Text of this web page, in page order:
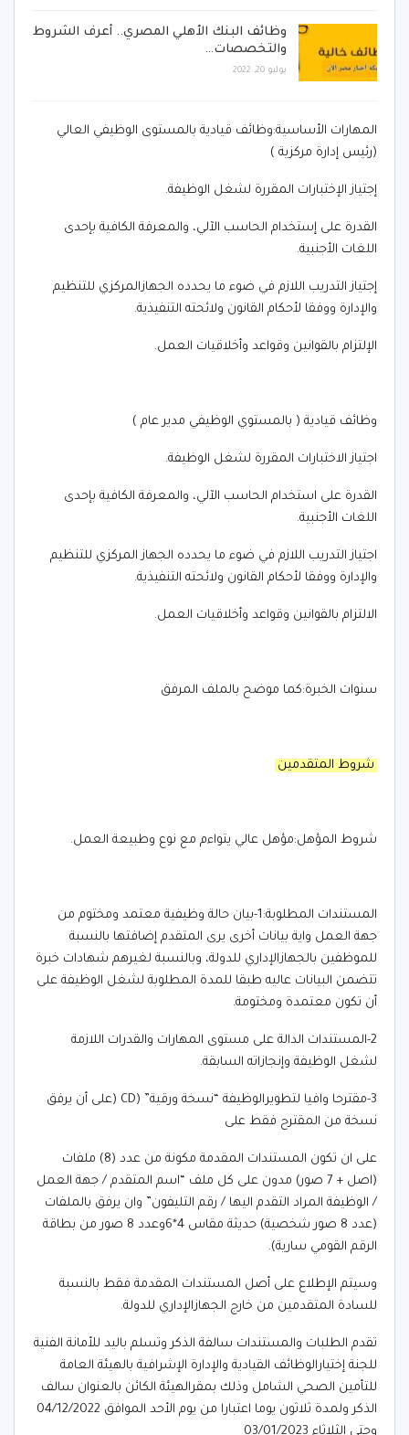
وظائف البنك الأهلي المصري.. أعرف الشروط
والتخصصات…
يوليو 20, 2022
المهارات الأساسية:وظائف قيادية بالمستوى الوظيفي العالي
(رئيس إدارة مركزية )
إجتياز الإختبارات المقررة لشغل الوظيفة.
القدرة على إستخدام الحاسب الآلي، والمعرفة الكافية بإحدى
اللغات الأجنبية.
إجتياز التدريب اللازم في ضوء ما يحدده الجهازالمركزي للتنظيم
والإدارة ووفقا لأحكام القانون ولائحته التنفيذية.
الإلتزام بالقوانين وقواعد وأخلاقيات العمل.
وظائف قيادية ( بالمستوي الوظيفي مدير عام )
اجتياز الاختبارات المقررة لشغل الوظيفة.
القدرة على استخدام الحاسب الآلي، والمعرفة الكافية بإحدى
اللغات الأجنبية.
اجتياز التدريب اللازم في ضوء ما يحدده الجهاز المركزي للتنظيم
والإدارة ووفقا لأحكام القانون ولائحته التنفيذية.
الالتزام بالقوانين وقواعد وأخلاقيات العمل.
سنوات الخبرة:كما موضح بالملف المرفق
شروط المتقدمين
شروط المؤهل:مؤهل عالي يتواءم مع نوع وطبيعة العمل.
المستندات المطلوبة:1-بيان حالة وظيفية معتمد ومختوم من
جهة العمل واية بيانات أخرى يرى المتقدم إضافتها بالنسبة
للموظفين بالجهازالإداري للدولة، وبالنسبة لغيرهم شهادات خبرة
تتضمن البيانات عاليه طبقا للمدة المطلوبة لشغل الوظيفة على
أن تكون معتمدة ومختومة.
2-المستندات الدالة على مستوى المهارات والقدرات اللازمة
لشغل الوظيفة وإنجازاته السابقة.
3-مقترحا وافيا لتطويرالوظيفة “نسخة ورقية” (CD (على أن يرفق
نسخة من المقترح فقط على
على ان تكون المستندات المقدمة مكونة من عدد (8) ملفات
(اصل + 7 صور) مدون على كل ملف “اسم المتقدم / جهة العمل
/ الوظيفة المراد التقدم اليها / رقم التليفون” وان يرفق بالملفات
(عدد 8 صور شخصية) حديثة مقاس 4*6وعدد 8 صور من بطاقة
الرقم القومي سارية).
وسيتم الإطلاع على أصل المستندات المقدمة فقط بالنسبة
للسادة المتقدمين من خارج الجهازالإداري للدولة.
تقدم الطلبات والمستندات سالفة الذكر وتسلم باليد للأمانة الفنية
للجنة إختيارالوظائف القيادية والإدارة الإشرافية بالهيئة العامة
للتأمين الصحي الشامل وذلك بمقرالهيئة الكائن بالعنوان سالف
الذكر ولمدة ثلاثون يوما اعتبارا من يوم الأحد الموافق 04/12/2022
وحتي الثلاثاء 03/01/2023